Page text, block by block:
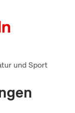
und Sport